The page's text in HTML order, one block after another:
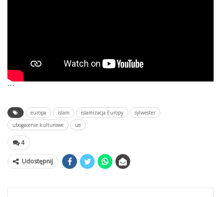
```
europa islam islamizacja Europy
sylwester
ubogacenie kulturowe
ue
4
Udostępnij